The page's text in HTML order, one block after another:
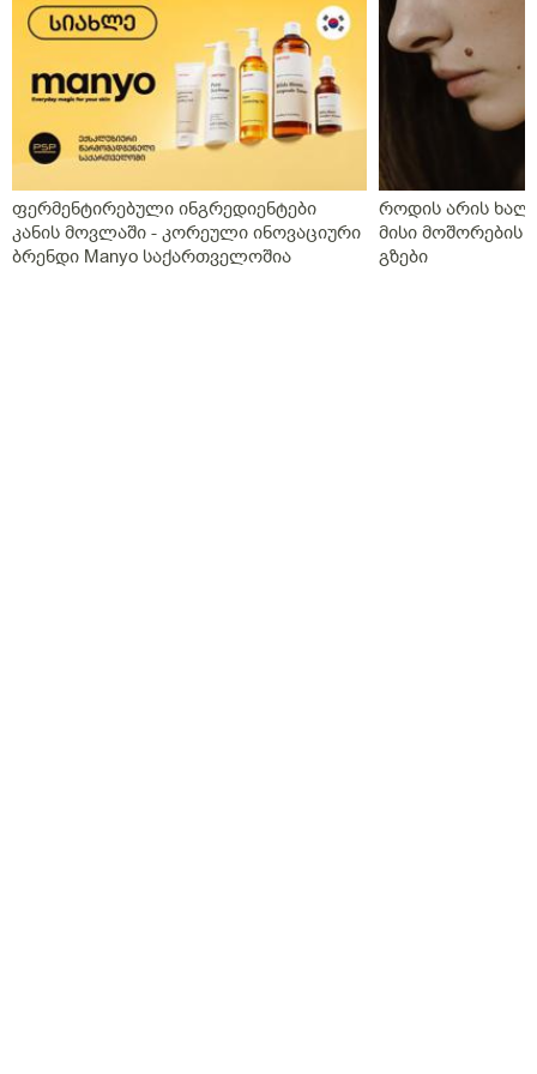
ფერმენტირებული ინგრედიენტები
კანის მოვლაში - კორეული ინოვაციური
ბრენდი Manyo საქართველოშია
როდის არის
მისი მოშორების
გზები